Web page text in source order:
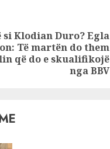
si Klodian Duro? Egla
Të martën do them
që do e skualifikojë
nga BBV